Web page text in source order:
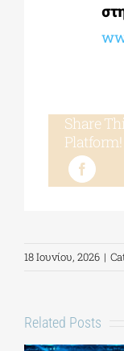
Share
Platform!
18 Ιουνίου, 2026 |
Related Posts